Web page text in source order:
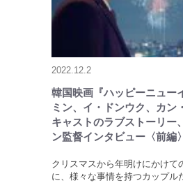
2022.12.2
韓国映画『ハッピーニュー
ミン、イ・ドンウク、カン
キャストのラブストーリー
ン監督インタビュー〈前編〉
クリスマスから年明けにかけて
に、様々な事情を持つカップル